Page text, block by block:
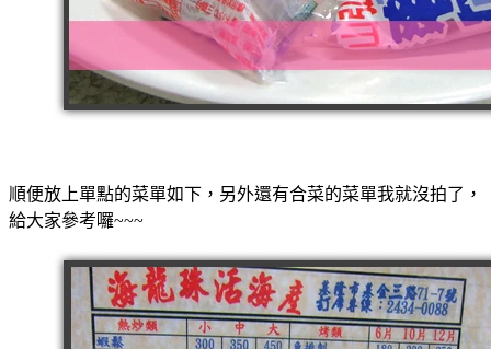
順便放上單點的菜單如下，另外還有合菜的菜單我就沒拍了，
給大家參考囉~~~